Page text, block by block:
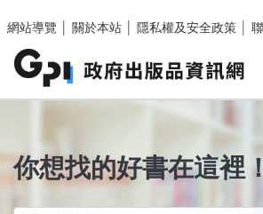
網站導覽
關於本站 隱私權及安全政策
你想找的好書在這裡！